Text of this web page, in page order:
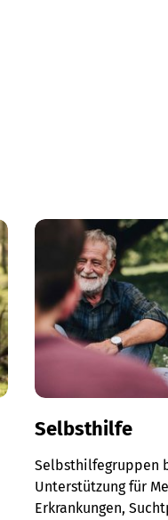
Selbsthilfe
Selbsthilfegruppen
Unterstützung für
Erkrankungen,